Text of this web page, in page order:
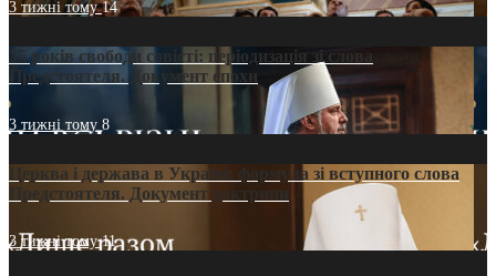
3 тижні тому14
35 років свободи совісті: періодизація зі слова
Предстоятеля. Документ епохи
3 тижні тому 8
Церква і держава в Україні: формула зі вступного слова
Предстоятеля. Документ доктрини
3 тижні тому11